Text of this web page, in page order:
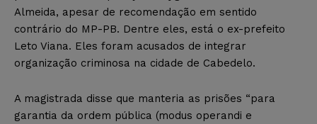
Almeida, apesar de recomendação em sentido
contrário do MP-PB. Dentre eles, está o ex-prefeito
Leto Viana. Eles foram acusados de integrar
organização criminosa na cidade de Cabedelo.
A magistrada disse que manteria as prisões “para
garantia da ordem pública (modus operandi e